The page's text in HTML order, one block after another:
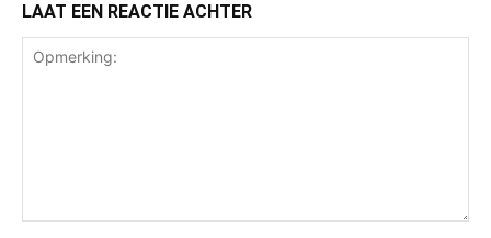
LAAT EEN REACTIE ACHTER